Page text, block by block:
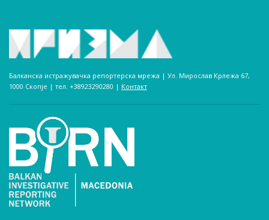
Балканска истражувачка репортерска мрежа | Ул. Мирослав Крлежа 67,
1000 Скопје | тел. +38923290280­ | Контакт